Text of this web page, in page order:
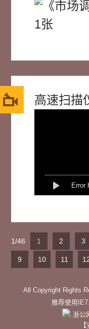
高速扫描
Error
1/46 1 2 3
9 10 11
All Copyright Rights
推荐使用
浙公
【